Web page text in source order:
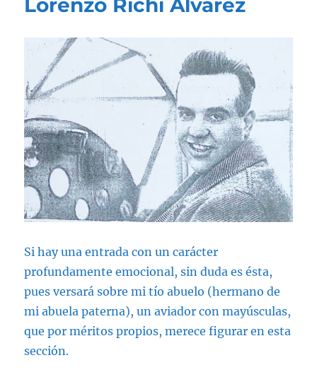
Lorenzo Richi Álvarez
Si hay una entrada con un carácter
profundamente emocional, sin duda es ésta,
pues versará sobre mi tío abuelo (hermano de
mi abuela paterna), un aviador con mayúsculas,
que por méritos propios, merece figurar en esta
sección.